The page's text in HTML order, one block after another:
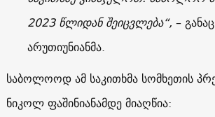
2023 წლიდან შეიცვლება“, –
არუთიუნიანმა.
საბოლოოდ ამ საკითხმა სომხეთის
ნიკოლ ფაშინიანამდე მიაღწია: